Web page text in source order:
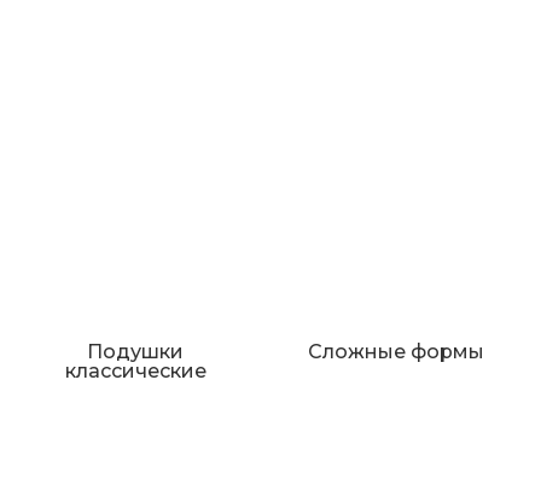
Подушки
классические
Сложные формы